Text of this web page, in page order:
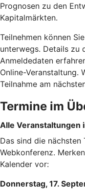
Prognosen zu den
Kapitalmärkten.
Teilnehmen können
unterwegs. Details zu
Anmeldedaten
Online-Veranstaltung.
Teilnahme am
Termine im
Alle Veranstaltungen
Das sind die nächsten
Webkonferenz.
Kalender vor:
Donnerstag, 17.